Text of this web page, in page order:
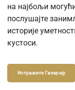
на најбољи
послушајте
историје
кустоси.
Истражите Галерију